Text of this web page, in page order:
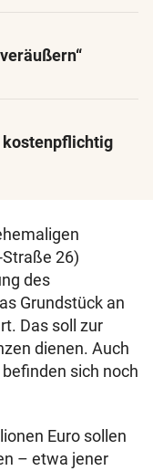
kostenpflichtig
26)
des
Grundstück an
Das soll zur
dienen. Auch
sich noch
Euro sollen
– etwa jener